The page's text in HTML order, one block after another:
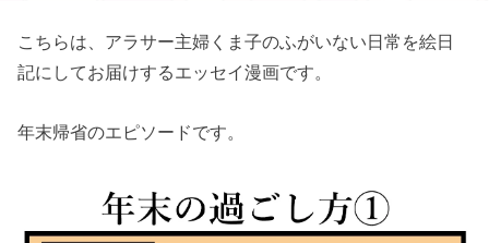
こちらは、アラサー主婦くま子のふがいない日常を絵日
記にしてお届けするエッセイ漫画です。
年末帰省のエピソードです。